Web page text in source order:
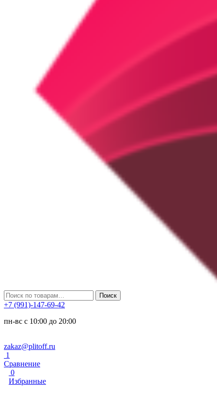
Искать: Поиск
+7 (991)-147-69-42
пн-вс с 10:00 до 20:00
zakaz@plitoff.ru
1
Сравнение
0
Избранные